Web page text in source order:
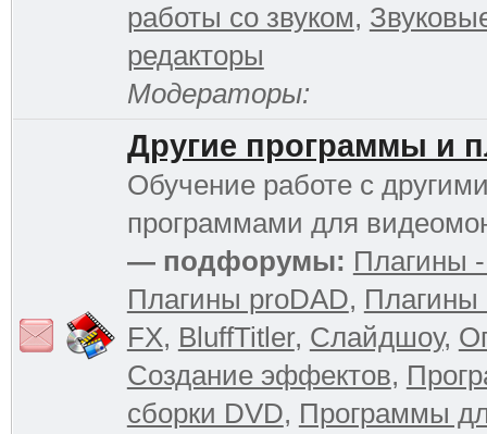
работы со звуком,
редакторы
Модераторы:
Другие программы и
Обучение работе с
программами для
— подфорумы: Плагины
Плагины proDAD, Плагины
FX, BluffTitler, Слайдшоу,
Создание эффектов,
сборки DVD, Программы